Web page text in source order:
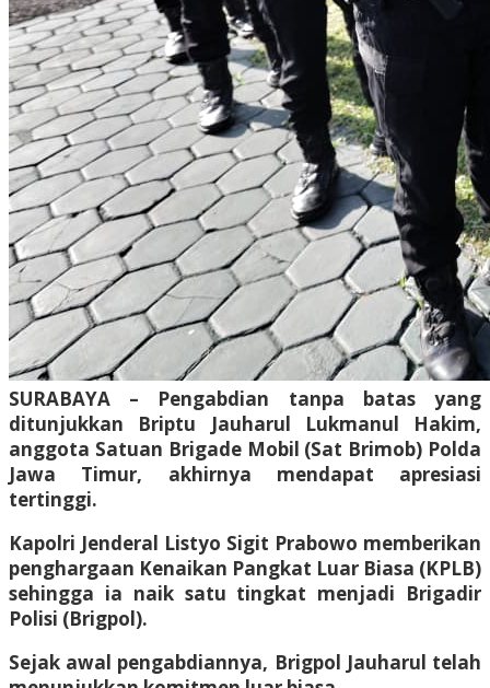
SURABAYA – Pengabdian tanpa batas yang
ditunjukkan Briptu Jauharul Lukmanul Hakim,
anggota Satuan Brigade Mobil (Sat Brimob) Polda
Jawa Timur, akhirnya mendapat apresiasi
tertinggi.
Kapolri Jenderal Listyo Sigit Prabowo memberikan
penghargaan Kenaikan Pangkat Luar Biasa (KPLB)
sehingga ia naik satu tingkat menjadi Brigadir
Polisi (Brigpol).
Sejak awal pengabdiannya, Brigpol Jauharul telah